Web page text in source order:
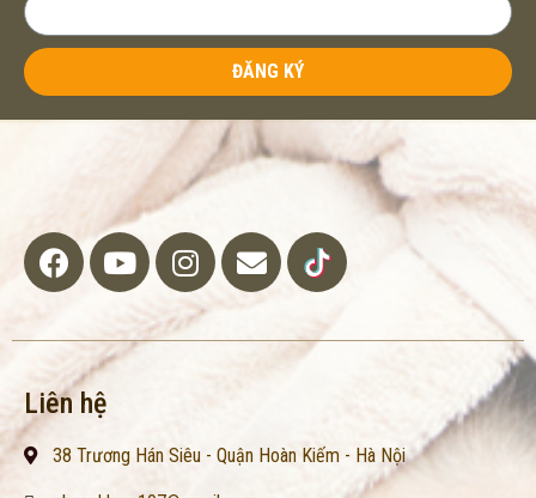
ĐĂNG KÝ
Liên hệ
38 Trương Hán Siêu - Quận Hoàn Kiếm - Hà Nội